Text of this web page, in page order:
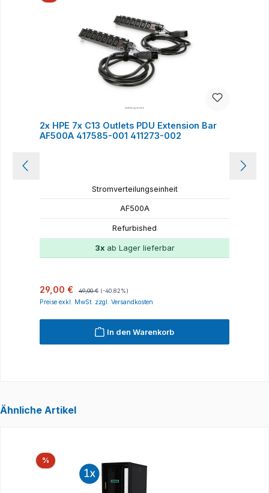
2x HPE 7x C13 Outlets PDU Extension Bar
AF500A 417585-001 411273-002
Stromverteilungseinheit
AF500A
Refurbished
3xab Lager lieferbar
Verkaufspreis:
29,00 € 49,00 € (-40.82%)
Preise exkl. MwSt. zzgl. Versandkosten
In den Warenkorb
Ähnliche Artikel
%Rabatt